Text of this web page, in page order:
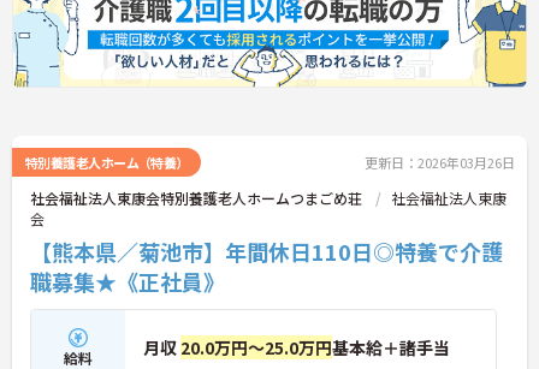
特別養護老人ホーム（特養） 更新日：2026年03月26日
社会福祉法人東康会特別養護老人ホームつまごめ荘
社会福祉法人東康
会
【熊本県／菊池市】年間休日110日◎特養で介護
職募集★《正社員》
給料 月収 20.0万円～25.0万円基本給＋諸手当